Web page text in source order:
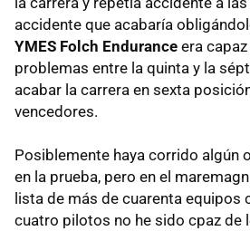
accidente que acabaría
YMES Folch Endurance era
problemas entre la quinta y la
acabar la carrera en sexta
vencedores.
Posiblemente haya corrido algún
en la prueba, pero en el
lista de más de cuarenta equipos
cuatro pilotos no he sido cpaz de